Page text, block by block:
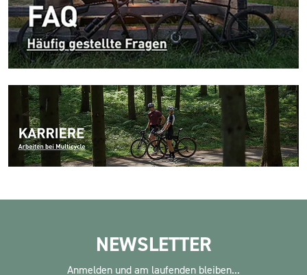
NEWSLETTER
Anmelden und am laufenden bleiben...